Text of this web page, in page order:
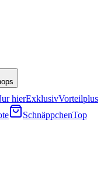
hierExklusivVorteilplus
SchnäppchenTop